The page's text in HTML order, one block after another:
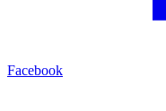
Facebook